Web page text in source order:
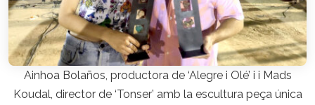
Ainhoa Bolaños, productora de ‘Alegre i Olé’ i i Mads
Koudal, director de ‘Tonser’ amb la escultura peça única